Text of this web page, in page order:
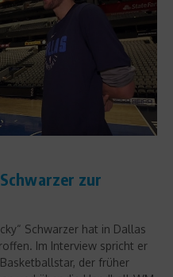
zur
Schwarzer hat in Dallas
Im Interview spricht er
der früher